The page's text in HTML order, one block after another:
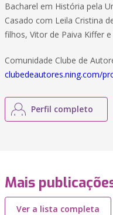
Bacharel em História pela
Casado com Leila Cristina
filhos, Vitor de Paiva Kiffer
Comunidade Clube de
clubedeautores.ning.com/
Perfil completo
Mais
Ver a lista completa